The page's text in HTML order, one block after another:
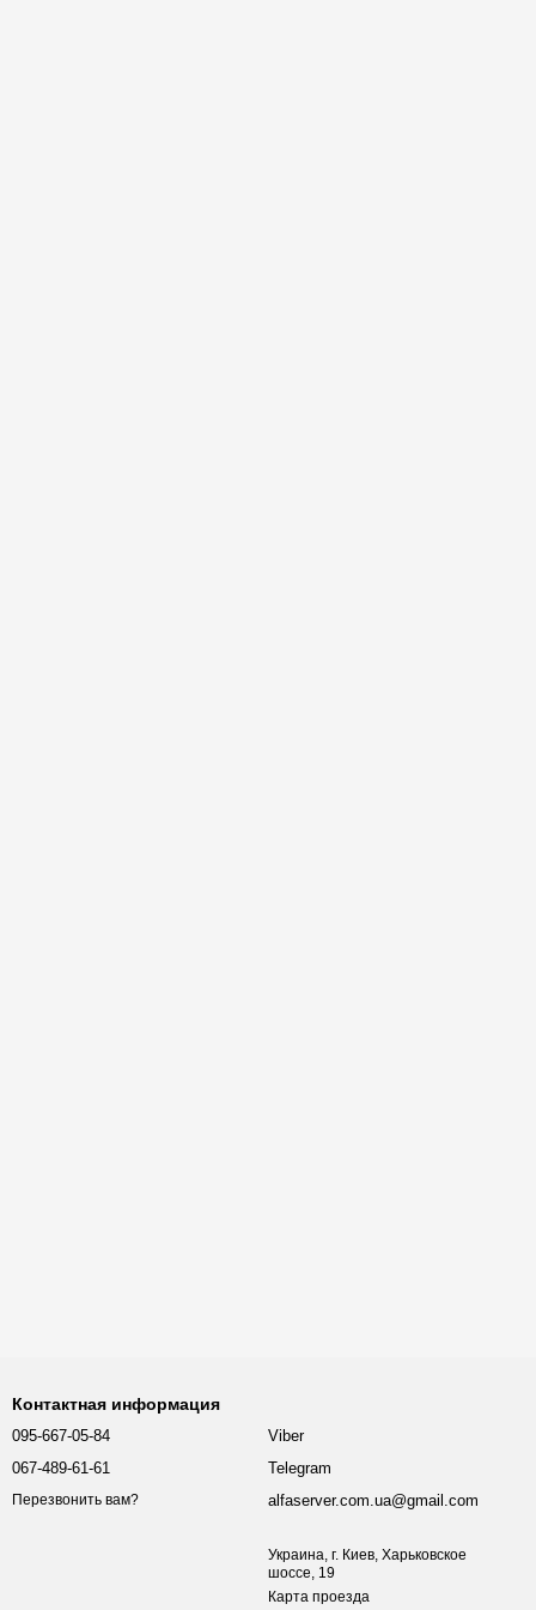
Контактная информация
095-667-05-84
067-489-61-61
Перезвонить вам?
Viber
Telegram
alfaserver.com.ua@gmail.com
Украина, г. Киев, Харьковское
шоссе, 19
Карта проезда